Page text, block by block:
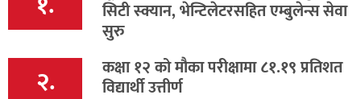
सिटी स्क्यान, भेन्टिलेटरसहित एम्बुलेन्स सेवा
सुरु
२. कक्षा १२ को मौका परीक्षामा ८१.१९ प्रतिशत
विद्यार्थी उत्तीर्ण